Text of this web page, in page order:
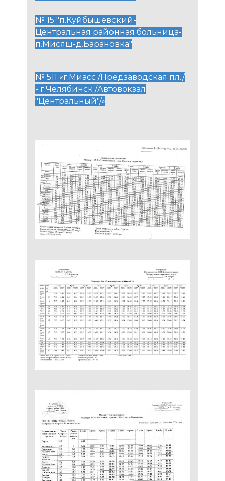
№ 15 "п.Куйбышевский-
Центральная районная больница-
п.Мисяш-д.Барановка"
№ 511 «г.Миасс /Предзаводская пл./
- г.Челябинск /Автовокзал
"Центральный"/»